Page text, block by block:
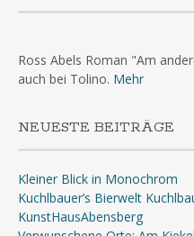
Ross Abels Roman "Am
auch bei Tolino. Mehr
NEUESTE BEITRÄGE
Kleiner Blick in Monochrom
Kuchlbauer’s Bierwelt
KunstHausAbensberg